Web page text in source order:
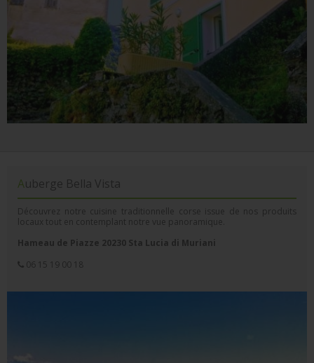
Auberge Bella Vista
Découvrez notre cuisine traditionnelle corse issue de nos produits
locaux tout en contemplant notre vue panoramique.
Hameau de Piazze 20230 Sta Lucia di Muriani
06 15 19 00 18